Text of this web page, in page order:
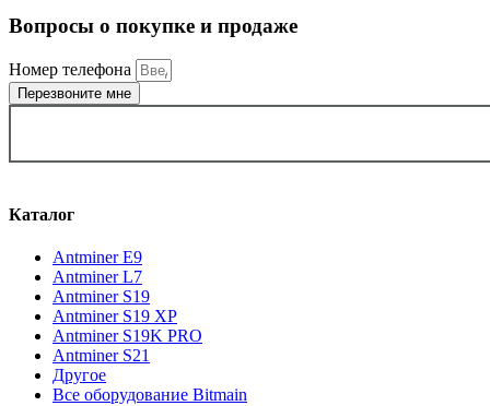
Вопросы о покупке и продаже
Номер телефона
Перезвоните мне
Каталог
Antminer E9
Antminer L7
Antminer S19
Antminer S19 XP
Antminer S19K PRO
Antminer S21
Другое
Все оборудование Bitmain